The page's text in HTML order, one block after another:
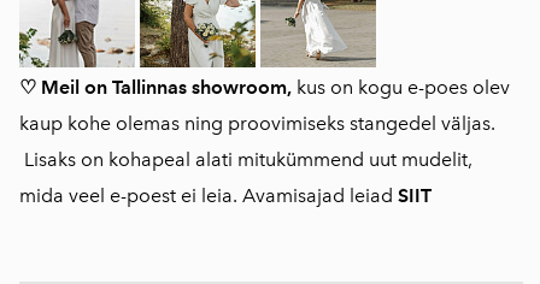
♡ Meil on Tallinnas showroom, kus on kogu e-poes olev
kaup kohe olemas ning proovimiseks stangedel väljas.
Lisaks on kohapeal alati mitukümmend uut mudelit,
mida veel e-poest ei leia. Avamisajad leiad SIIT